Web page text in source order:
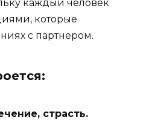
каждый человек
которые
с партнером.
страсть.